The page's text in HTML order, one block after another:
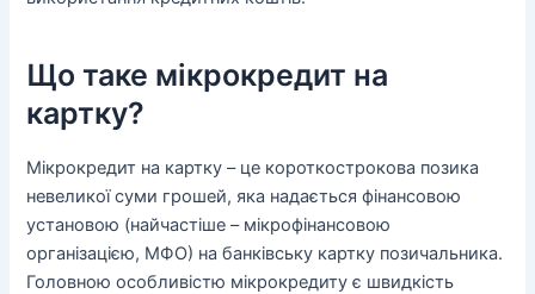
Що таке мікрокредит на
картку?
Мікрокредит на картку – це короткострокова позика
невеликої суми грошей, яка надається фінансовою
установою (найчастіше – мікрофінансовою
організацією, МФО) на банківську картку позичальника.
Головною особливістю мікрокредиту є швидкість